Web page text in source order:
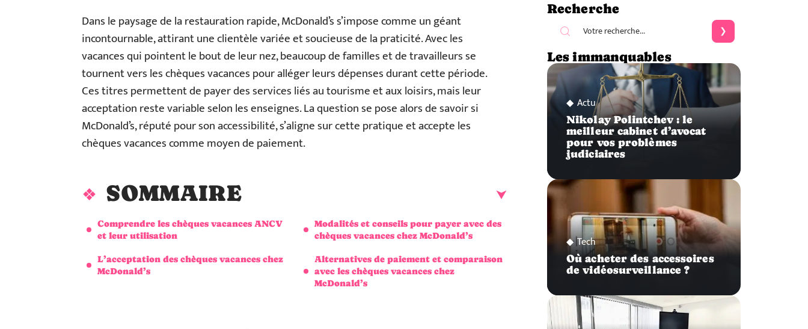
Dans le paysage de la restauration rapide, McDonald’s s’impose comme un géant
incontournable, attirant une clientèle variée et soucieuse de la praticité. Avec les
vacances qui pointent le bout de leur nez, beaucoup de familles et de travailleurs se
tournent vers les chèques vacances pour alléger leurs dépenses durant cette période.
Ces titres permettent de payer des services liés au tourisme et aux loisirs, mais leur
acceptation reste variable selon les enseignes. La question se pose alors de savoir si
McDonald’s, réputé pour son accessibilité, s’aligne sur cette pratique et accepte les
chèques vacances comme moyen de paiement.
SOMMAIRE
Comprendre les chèques vacances ANCV
et leur utilisation
L’acceptation des chèques vacances chez
McDonald’s
Modalités et conseils pour payer avec des
chèques vacances chez McDonald’s
Alternatives de paiement et comparaison
avec les chèques vacances chez
McDonald’s
Recherche
Les immanquables
Actu
Nikolay Polintchev : le
meilleur cabinet d’avocat
pour vos problèmes
judiciaires
Tech
Où acheter des accessoires
de vidéosurveillance ?